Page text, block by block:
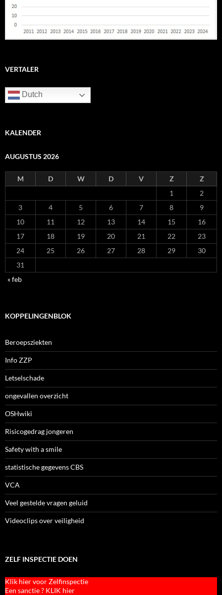
VERTALER
Dutch
KALENDER
AUGUSTUS 2026
M D W D V Z
Z
1
2
3
4 5 6 7 8
9
10
11 12 13 14 15
16
17
18 19 20 21 22
23
24
25 26 27 28 29
30
31
« feb
KOPPELINGENBLOK
Beroepsziekten
Info ZZP
Letselschade
ongevallen overzicht
OSHwiki
Risicogedrag jongeren
Safety with a smile
statistische gegevens CBS
VCA
Veel gestelde vragen geluid
Videoclips over veiligheid
ZELF INSPECTIE DOEN
Klik hier voor Zelfinspectie
Een sanctie ? KLIK hier